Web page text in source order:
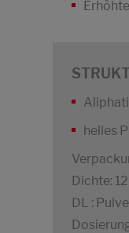
helles
Dichte:
DL :